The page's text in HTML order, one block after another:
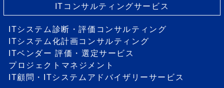
ITコンサルティングサービス
ITシステム診断・評価コンサルティング
ITシステム化計画コンサルティング
ITベンダー 評価・選定サービス
プロジェクトマネジメント
IT顧問・ITシステムアドバイザリーサービス